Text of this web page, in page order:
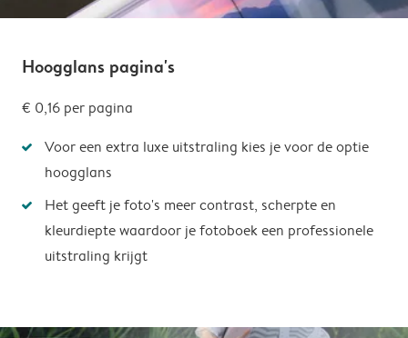
Hoogglans pagina's
€ 0,16 per pagina
Voor een extra luxe uitstraling kies je voor de optie
hoogglans
Het geeft je foto's meer contrast, scherpte en
kleurdiepte waardoor je fotoboek een professionele
uitstraling krijgt